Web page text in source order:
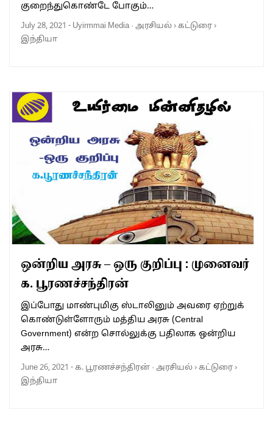
குறைந்துகொண்டே போகும்…
July 28, 2021 - Uyirmmai Media · அரசியல்›கட்டுரை›
இந்தியா
ஒன்றிய அரசு – ஒரு குறிப்பு : முனைவர்
க. பூரணச்சந்திரன்
இப்போது மாண்புமிகு ஸ்டாலினும் அவரை ஏற்றுக்
கொண்டுள்ளோரும் மத்திய அரசு (Central
Government) என்ற சொல்லுக்கு பதிலாக ஒன்றிய
அரசு…
June 26, 2021 -க. பூரணச்சந்திரன் · அரசியல்›கட்டுரை›
இந்தியா